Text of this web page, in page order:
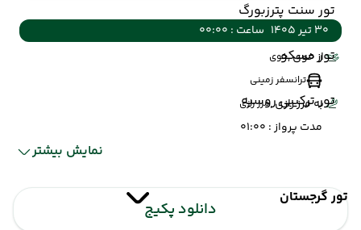
تور سنت پترزبورگ
تور مسکو
تور ترکیبی روسیه
تور گرجستان
30 تیر 1405
ساعت : 00:00
از خوی ,خوی
ترانسفر زمینی
به مرز رازی ,مرز رازی
مدت پرواز : 01:00
نمایش بیشتر
مرز
(30 تیر 1405 ساعت :
دانلود پکیج